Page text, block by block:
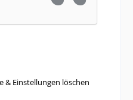
& Einstellungen löschen